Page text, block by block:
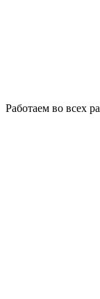
Работаем во всех